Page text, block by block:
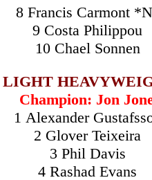
8 Francis Carmont
9 Costa Philippou
10 Chael Sonnen
LIGHT
Champion: Jon
1 Alexander
2 Glover Teixeira
3 Phil Davis
4 Rashad Evans